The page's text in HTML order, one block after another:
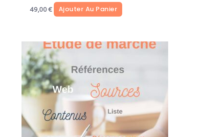
49,00€ Ajouter Au Panier